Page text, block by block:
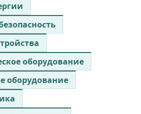
оборудование
оборудование